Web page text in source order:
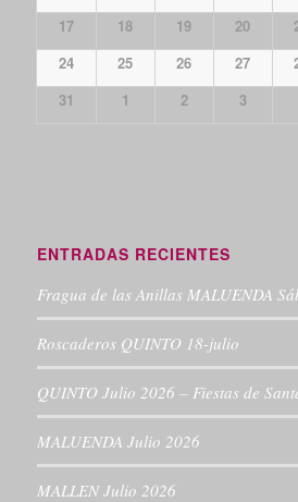
17
18 19 20
24
25 26 27
31
1 2 3
ENTRADAS RECIENTES
Fragua de las Anillas MALUENDA
Roscaderos QUINTO 18-julio
QUINTO Julio 2026 – Fiestas de
MALUENDA Julio 2026
MALLEN Julio 2026